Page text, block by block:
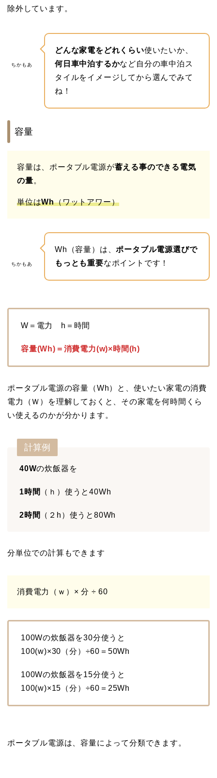
除外しています。
ちかもあ
どんな家電をどれくらい使いたいか、
何日車中泊するかなど自分の車中泊ス
タイルをイメージしてから選んでみて
ね！
容量
容量は、ポータブル電源が蓄える事のできる電気
の量。
単位はWh（ワットアワー）
ちかもあ
Wh（容量）は、ポータブル電源選びで
もっとも重要なポイントです！
W＝電力 h＝時間
容量(Wh)＝消費電力(w)×時間(h)
ポータブル電源の容量（Wh）と、使いたい家電の消費
電力（Ｗ）を理解しておくと、その家電を何時間くら
い使えるのかが分かります。
計算例
40Wの炊飯器を
1時間 （ｈ）使うと40Wh
2時間 （２h）使うと80Wh
分単位での計算もできます
消費電力（ｗ）× 分 ÷ 60
100Wの炊飯器を30分使うと
100(w)×30（分）÷60＝50Wh
100Wの炊飯器を15分使うと
100(w)×15（分）÷60＝25Wh
ポータブル電源は、容量によって分類できます。